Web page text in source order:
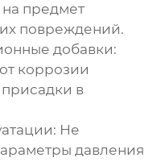
предмет
повреждений.
добавки:
коррозии
в
Не
давления